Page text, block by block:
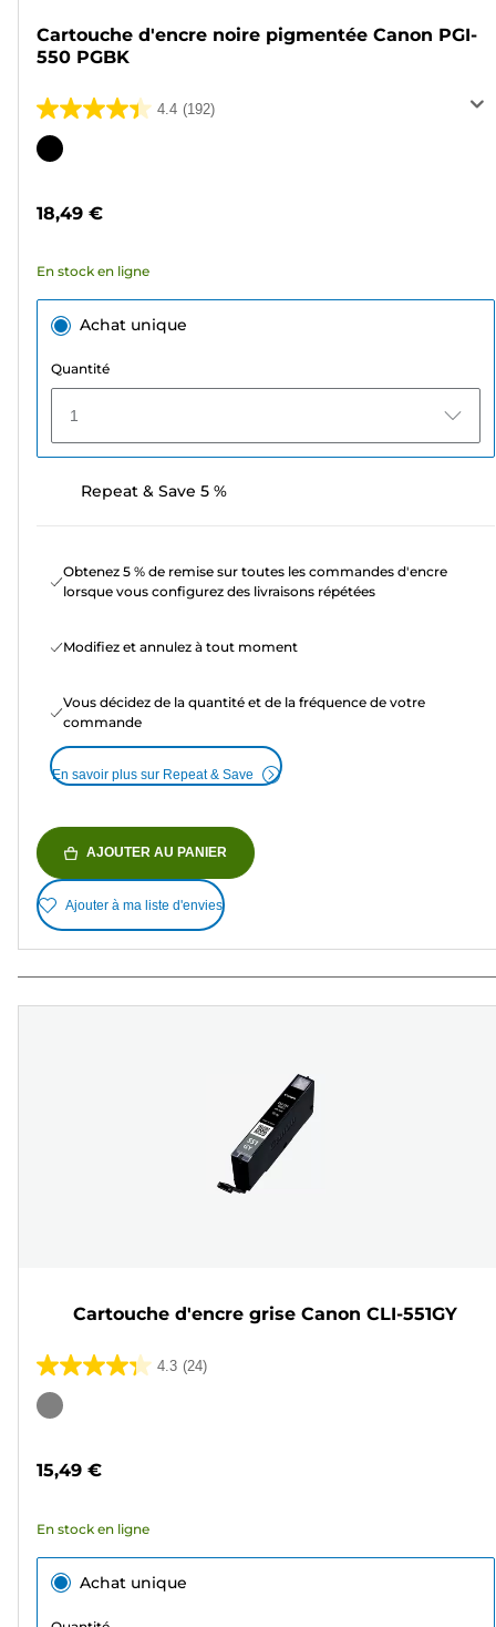
Cartouche d'encre noire pigmentée Canon PGI-
550 PGBK
4.4 (192)
4.4
sur
192
Cartouche
18,49 €
En stock en ligne
Achat unique
Quantité
1
Repeat & Save 5 %
Obtenez 5 % de remise sur toutes les commandes d'encre
lorsque vous configurez des livraisons répétées
Modifiez et annulez à tout moment
Vous décidez de la quantité et de la fréquence de votre
commande
En savoir plus sur Repeat & Save
AJOUTER AU PANIER
Ajouter à ma liste d'envies
Cartouche d'encre grise Canon CLI-551GY
4.3 (24)
4.3
sur
24
Cartouche
15,49 €
En stock en ligne
Achat unique